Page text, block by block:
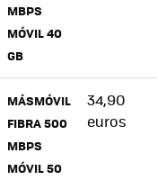
MBPS
MÓVIL 40
GB
MÁSMÓVIL
FIBRA 500
MBPS
MÓVIL 50
34,90
euros